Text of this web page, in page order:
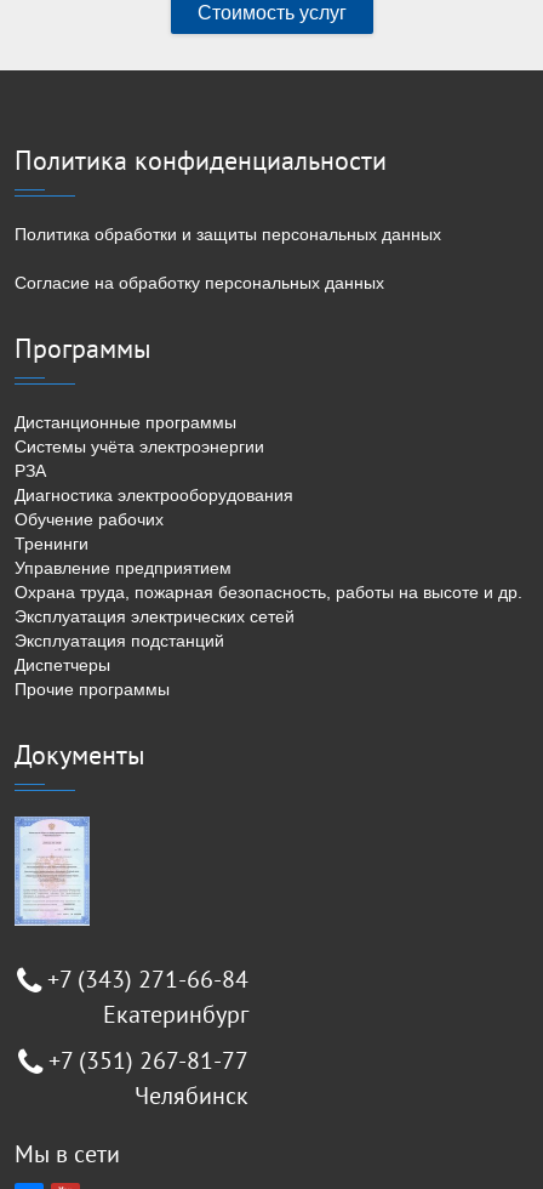
Стоимость услуг
Политика конфиденциальности
Политика обработки и защиты персональных данных
Согласие на обработку персональных данных
Программы
Дистанционные программы
Системы учёта электроэнергии
РЗА
Диагностика электрооборудования
Обучение рабочих
Тренинги
Управление предприятием
Охрана труда, пожарная безопасность, работы на высоте и др.
Эксплуатация электрических сетей
Эксплуатация подстанций
Диспетчеры
Прочие программы
Документы
+7 (343) 271-66-84
Екатеринбург
+7 (351) 267-81-77
Челябинск
Мы в сети